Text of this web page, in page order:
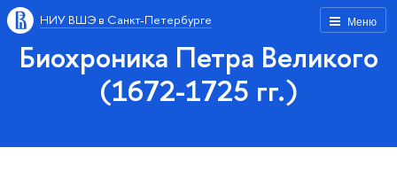
Меню
НИУ ВШЭ в Санкт-Петербурге
Биохроника Петра Великого
(1672-1725 гг.)